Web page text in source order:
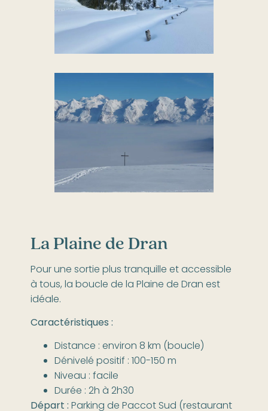
La Plaine de Dran
Pour une sortie plus tranquille et accessible
à tous, la boucle de la Plaine de Dran est
idéale.
Caractéristiques :
Distance : environ 8 km (boucle)
Dénivelé positif : 100-150 m
Niveau : facile
Durée : 2h à 2h30
Départ :Parking de Paccot Sud (restaurant